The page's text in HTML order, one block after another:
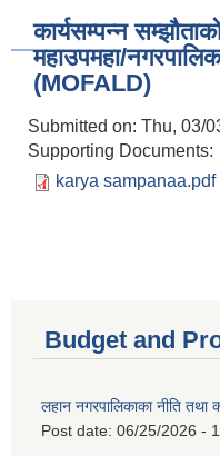
कार्यसम्पन्न
महाउपमहा/
(MOFALD)
Submitted on: Thu, 03/
Supporting Documents:
karya sampanaa.pdf
Budget and
लहान नगरपालिकाका नीति
Post date: 06/25/2026 -